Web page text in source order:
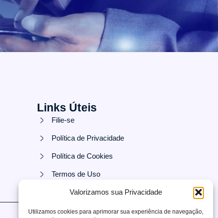
Valorizamos sua Privacidade
Utilizamos cookies para aprimorar sua experiência de navegação,
Links Úteis
Filie-se
Política de Privacidade
Política de Cookies
Termos de Uso
Área do Associado